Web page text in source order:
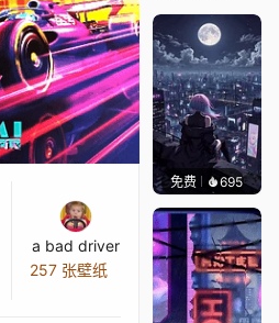
a bad driver
257 张壁纸
免费 695鲨鲨啊